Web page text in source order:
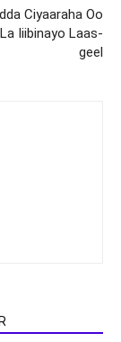
Ciyaaraha Oo
Iiibinayo Laas-
geel